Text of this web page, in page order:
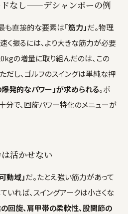
ドなし——デシャンボーの例
も直接的な要素は「筋力」だ。物理
く振るには、より大きな筋力が必要
の増量に取り組んだのは、この
だし、ゴルフのスイングは単純な押
爆発的なパワー」が求められる。ボ
分で、回旋パワー特化のメニューが
活かせない
動域」だ。たとえ強い筋力があって
いれば、スイングアークは小さくな
回旋、肩甲帯の柔軟性、股関節の